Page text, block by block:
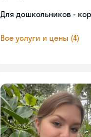
Для дошкольников -
Все услуги и цены (4)